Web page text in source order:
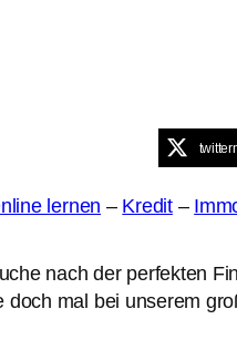
lernen – Kredit–
nach der perfekten
doch mal bei unserem